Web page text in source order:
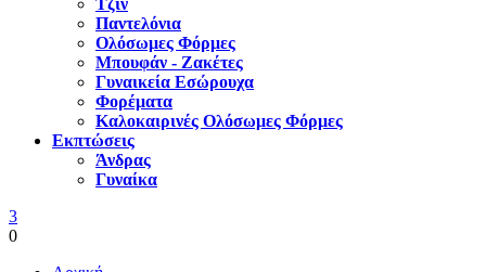
Τζιν
Παντελόνια
Ολόσωμες Φόρμες
Μπουφάν - Ζακέτες
Γυναικεία Εσώρουχα
Φορέματα
Καλοκαιρινές Ολόσωμες Φόρμες
Εκπτώσεις
Άνδρας
Γυναίκα
3
0